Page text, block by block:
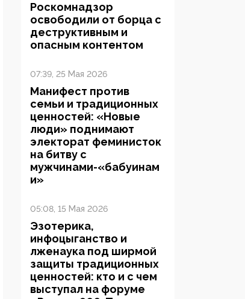
Роскомнадзор
освободили от борца с
деструктивным и
опасным контентом
07:39, 25 Мая 2026
Манифест против
семьи и традиционных
ценностей: «Новые
люди» поднимают
электорат феминисток
на битву с
мужчинами-«бабуинам
и»
05:08, 15 Мая 2026
Эзотерика,
инфоцыганство и
лженаука под ширмой
защиты традиционных
ценностей: кто и с чем
выступал на форуме